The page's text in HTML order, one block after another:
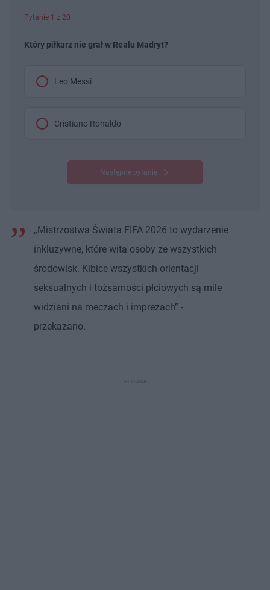
Pytanie 1 z 20
Który piłkarz nie grał w Realu Madryt?
Leo Messi
Cristiano Ronaldo
Następne pytanie
„Mistrzostwa Świata FIFA 2026 to wydarzenie
inkluzywne, które wita osoby ze wszystkich
środowisk. Kibice wszystkich orientacji
seksualnych i tożsamości płciowych są mile
widziani na meczach i imprezach” -
przekazano.